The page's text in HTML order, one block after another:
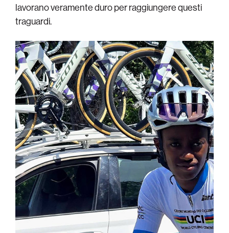
lavorano veramente duro per raggiungere questi
traguardi.